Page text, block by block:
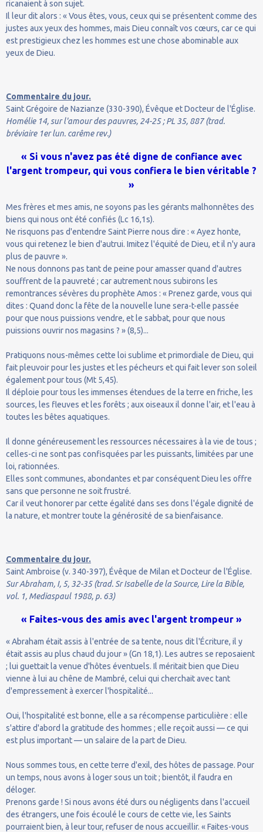
ricanaient à son sujet.
Il leur dit alors : « Vous êtes, vous, ceux qui se présentent comme des
justes aux yeux des hommes, mais Dieu connaît vos cœurs, car ce qui
est prestigieux chez les hommes est une chose abominable aux
yeux de Dieu.
Commentaire du jour.
Saint Grégoire de Nazianze (330-390), Évêque et Docteur de l'Église.
Homélie 14, sur l'amour des pauvres, 24-25 ; PL 35, 887 (trad.
bréviaire 1er lun. carême rev.)
« Si vous n'avez pas été digne de confiance avec
l'argent trompeur, qui vous confiera le bien véritable ?
»
Mes frères et mes amis, ne soyons pas les gérants malhonnêtes des
biens qui nous ont été confiés (Lc 16,1s).
Ne risquons pas d'entendre Saint Pierre nous dire : « Ayez honte,
vous qui retenez le bien d'autrui. Imitez l'équité de Dieu, et il n'y aura
plus de pauvre ».
Ne nous donnons pas tant de peine pour amasser quand d'autres
souffrent de la pauvreté ; car autrement nous subirons les
remontrances sévères du prophète Amos : « Prenez garde, vous qui
dites : Quand donc la fête de la nouvelle lune sera-t-elle passée
pour que nous puissions vendre, et le sabbat, pour que nous
puissions ouvrir nos magasins ? » (8,5)...
Pratiquons nous-mêmes cette loi sublime et primordiale de Dieu, qui
fait pleuvoir pour les justes et les pécheurs et qui fait lever son soleil
également pour tous (Mt 5,45).
Il déploie pour tous les immenses étendues de la terre en friche, les
sources, les fleuves et les forêts ; aux oiseaux il donne l'air, et l'eau à
toutes les bêtes aquatiques.
Il donne généreusement les ressources nécessaires à la vie de tous ;
celles-ci ne sont pas confisquées par les puissants, limitées par une
loi, rationnées.
Elles sont communes, abondantes et par conséquent Dieu les offre
sans que personne ne soit frustré.
Car il veut honorer par cette égalité dans ses dons l'égale dignité de
la nature, et montrer toute la générosité de sa bienfaisance.
Commentaire du jour.
Saint Ambroise (v. 340-397), Évêque de Milan et Docteur de l'Église.
Sur Abraham, I, 5, 32-35 (trad. Sr Isabelle de la Source, Lire la Bible,
vol. 1, Mediaspaul 1988, p. 63)
« Faites-vous des amis avec l'argent trompeur »
« Abraham était assis à l'entrée de sa tente, nous dit l'Écriture, il y
était assis au plus chaud du jour » (Gn 18,1). Les autres se reposaient
; lui guettait la venue d'hôtes éventuels. Il méritait bien que Dieu
vienne à lui au chêne de Mambré, celui qui cherchait avec tant
d'empressement à exercer l'hospitalité...
Oui, l'hospitalité est bonne, elle a sa récompense particulière : elle
s'attire d'abord la gratitude des hommes ; elle reçoit aussi — ce qui
est plus important — un salaire de la part de Dieu.
Nous sommes tous, en cette terre d'exil, des hôtes de passage. Pour
un temps, nous avons à loger sous un toit ; bientôt, il faudra en
déloger.
Prenons garde ! Si nous avons été durs ou négligents dans l'accueil
des étrangers, une fois écoulé le cours de cette vie, les Saints
pourraient bien, à leur tour, refuser de nous accueillir. « Faites-vous